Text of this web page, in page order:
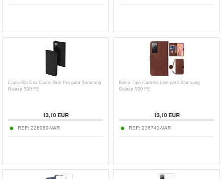
Capa Flip Dux Ducis Skin Pro para Samsung
Galaxy S20 FE
13,10EUR
REF: 226080-VAR
Bolsa Tipo Carteira Line para Samsung
Galaxy S20 FE
13,10EUR
REF: 236741-VAR